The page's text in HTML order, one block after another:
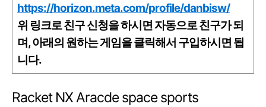
https://horizon.meta.com/profile/danbisw/
위 링크로 친구 신청을 하시면 자동으로 친구가 되
며, 아래의 원하는 게임을 클릭해서 구입하시면 됩
니다.
Racket NX Aracde space sports